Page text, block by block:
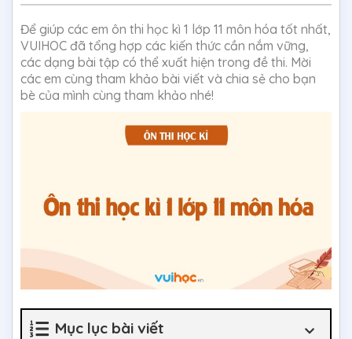
Để giúp các em ôn thi học kì 1 lớp 11 môn hóa tốt nhất,
VUIHOC đã tổng hợp các kiến thức cần nắm vững,
các dạng bài tập có thể xuất hiện trong đề thi. Mời
các em cùng tham khảo bài viết và chia sẻ cho bạn
bè của mình cùng tham khảo nhé!
Mục lục bài viết